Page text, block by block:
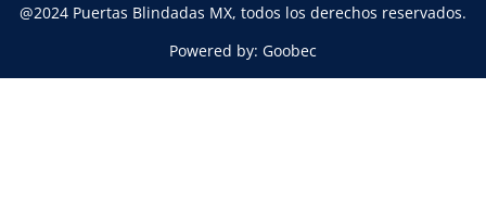
@2024 Puertas Blindadas MX, todos los derechos reservados.
Powered by: Goobec